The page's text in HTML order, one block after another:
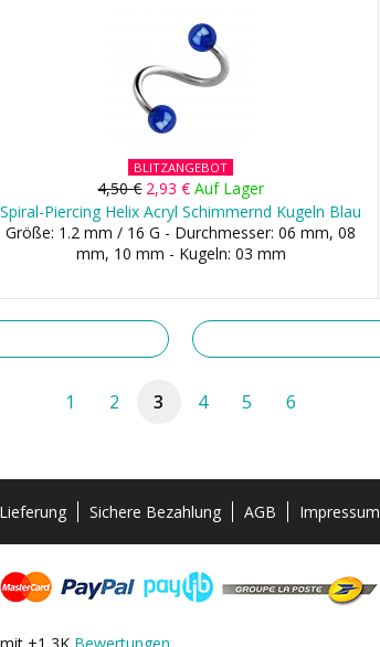
BLITZANGEBOT
4,50 € 2,93 € Auf Lager
Spiral-Piercing Helix Acryl Schimmernd Kugeln Blau
Größe: 1.2 mm / 16 G - Durchmesser: 06 mm, 08
mm, 10 mm - Kugeln: 03 mm
1 2 3 4 5 6
Lieferung Sichere Bezahlung AGB Impressum